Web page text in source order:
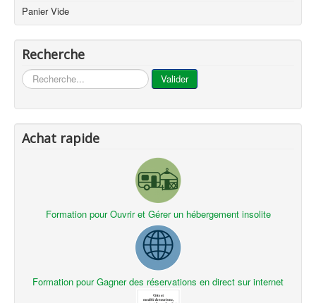
Panier Vide
Recherche
... Valider
Achat rapide
Formation pour Ouvrir et Gérer un hébergement insolite
Formation pour Gagner des réservations en direct sur internet